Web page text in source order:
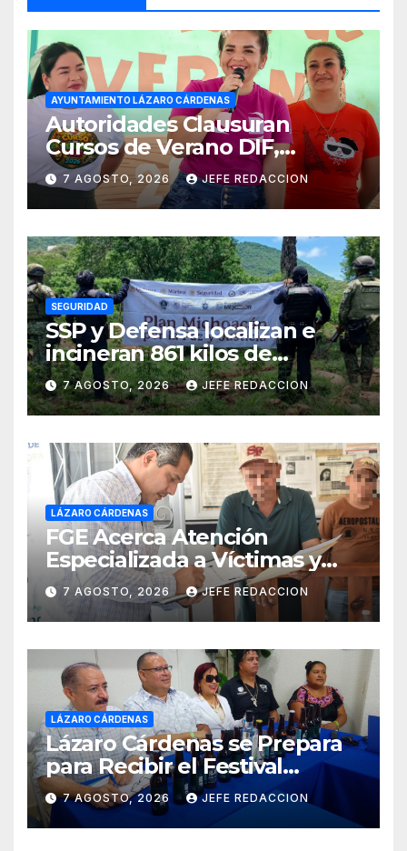
AYUNTAMIENTO LÁZARO CÁRDENAS
Autoridades Clausuran
Cursos de Verano DIF,
Seguridad Pública y Casa de
Cultura 2026
7 AGOSTO, 2026 JEFE REDACCION
SEGURIDAD
SSP y Defensa localizan e
incineran 861 kilos de
marihuana en Huetamo
7 AGOSTO, 2026 JEFE REDACCION
LÁZARO CÁRDENAS
FGE Acerca Atención
Especializada a Víctimas y
Ciudadanía de Coalcomán
7 AGOSTO, 2026 JEFE REDACCION
LÁZARO CÁRDENAS
Lázaro Cárdenas se Prepara
para Recibir el Festival
Internacional de la Cerveza
Costa de Michoacán 2026
7 AGOSTO, 2026 JEFE REDACCION